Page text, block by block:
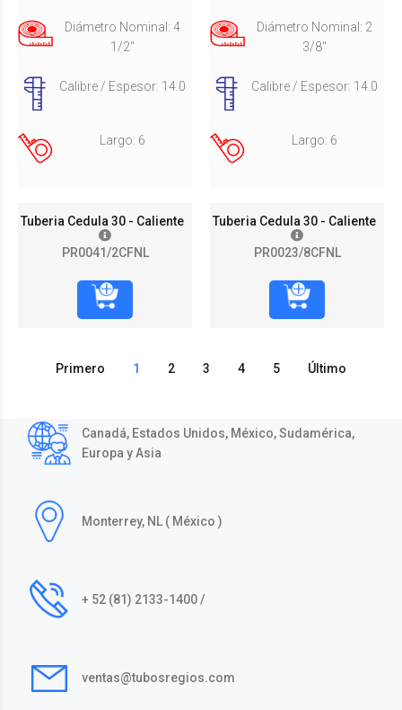
Diámetro Nominal: 4
1/2"
Calibre / Espesor: 14.0
Largo: 6
Tuberia Cedula 30 - Caliente
PR0041/2CFNL
Diámetro Nominal: 2
3/8"
Calibre / Espesor: 14.0
Largo: 6
Tuberia Cedula 30 - Caliente
PR0023/8CFNL
Primero 1 2 3 4 5 Último
Canadá, Estados Unidos, México, Sudamérica,
Europa y Asia
Monterrey, NL ( México )
+ 52 (81) 2133-1400 /
ventas@tubosregios.com